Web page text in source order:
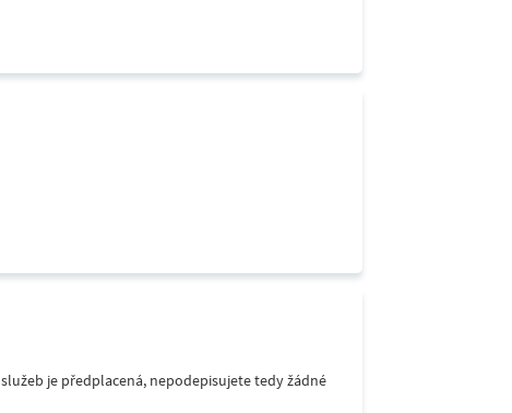
je předplacená, nepodepisujete tedy žádné